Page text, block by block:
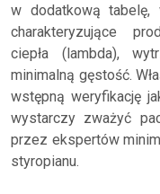
w dodatkową tabelę,
charakteryzujące
ciepła (lambda),
minimalną gęstość.
wstępną weryfikację
wystarczy zważyć
przez ekspertów
styropianu.